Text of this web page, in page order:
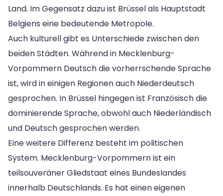
Land. Im Gegensatz dazu ist Brüssel als Hauptstadt
Belgiens eine bedeutende Metropole.
Auch kulturell gibt es Unterschiede zwischen den
beiden Städten. Während in Mecklenburg-
Vorpommern Deutsch die vorherrschende Sprache
ist, wird in einigen Regionen auch Niederdeutsch
gesprochen. In Brüssel hingegen ist Französisch die
dominierende Sprache, obwohl auch Niederländisch
und Deutsch gesprochen werden.
Eine weitere Differenz besteht im politischen
System. Mecklenburg-Vorpommern ist ein
teilsouveräner Gliedstaat eines Bundeslandes
innerhalb Deutschlands. Es hat einen eigenen